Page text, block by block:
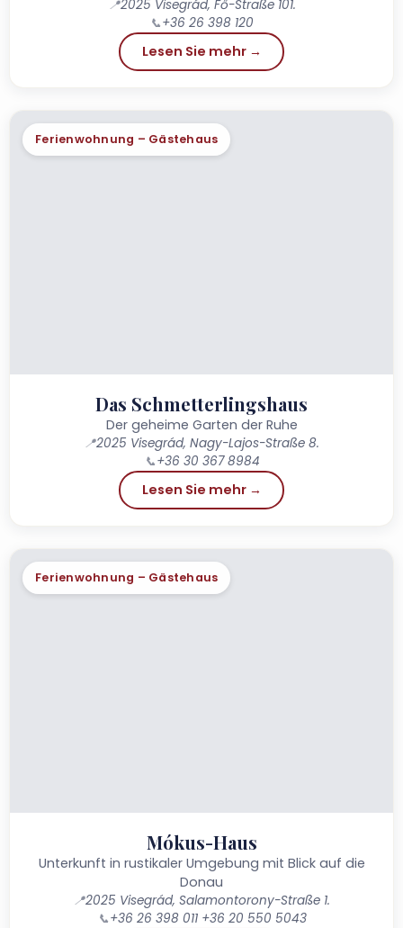
📍2025 Visegrád, Fő-Straße 101.
📞+36 26 398 120
Lesen Sie mehr →
Ferienwohnung – Gästehaus
Das Schmetterlingshaus
Der geheime Garten der Ruhe
📍2025 Visegrád, Nagy-Lajos-Straße 8.
📞+36 30 367 8984
Lesen Sie mehr →
Ferienwohnung – Gästehaus
Mókus-Haus
Unterkunft in rustikaler Umgebung mit Blick auf die
Donau
📍2025 Visegrád, Salamontorony-Straße 1.
📞+36 26 398 011 +36 20 550 5043